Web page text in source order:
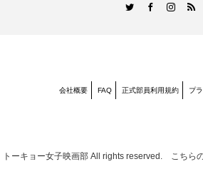
TwitterFacebook
RSS
会社概要 FAQ 正式部員利用規約 プ
トーキョー女子映画部 All rights reserved. こちらの